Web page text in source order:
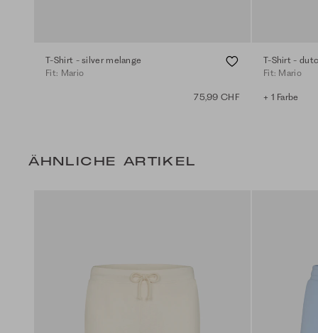
T-Shirt - silver melange
Fit: Mario
75,99 CHF
T-Shirt -
Fit: Mario
+ 1 Farbe
ÄHNLICHE ARTIKEL